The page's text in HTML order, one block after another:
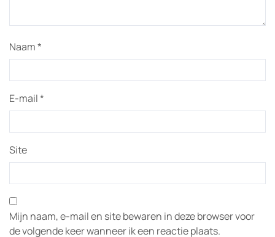
Naam*
E-mail*
Site
Mijn naam, e-mail en site bewaren in deze browser voor
de volgende keer wanneer ik een reactie plaats.